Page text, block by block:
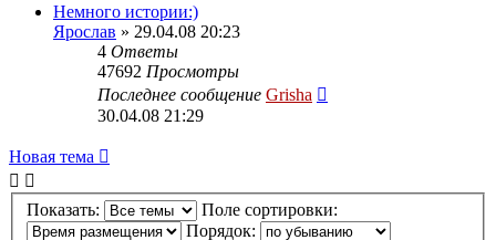
Немного истории:)
Ярослав » 29.04.08 20:23
4 Ответы
47692 Просмотры
Последнее сообщение Grisha
30.04.08 21:29
Новая тема
Показать:
Поле сортировки:
Порядок: